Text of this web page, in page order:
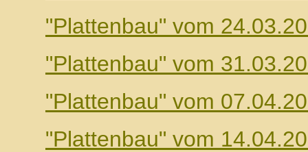
"Plattenbau" vom
"Plattenbau" vom
"Plattenbau" vom
"Plattenbau" vom